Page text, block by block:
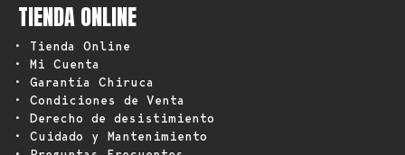
TIENDA ONLINE
• Tienda Online
• Mi Cuenta
• Garantía Chiruca
• Condiciones de Venta
• Derecho de desistimiento
• Cuidado y Mantenimiento